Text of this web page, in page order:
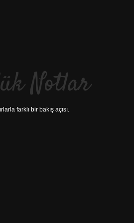
Notlar
farklı bir bakış açısı.